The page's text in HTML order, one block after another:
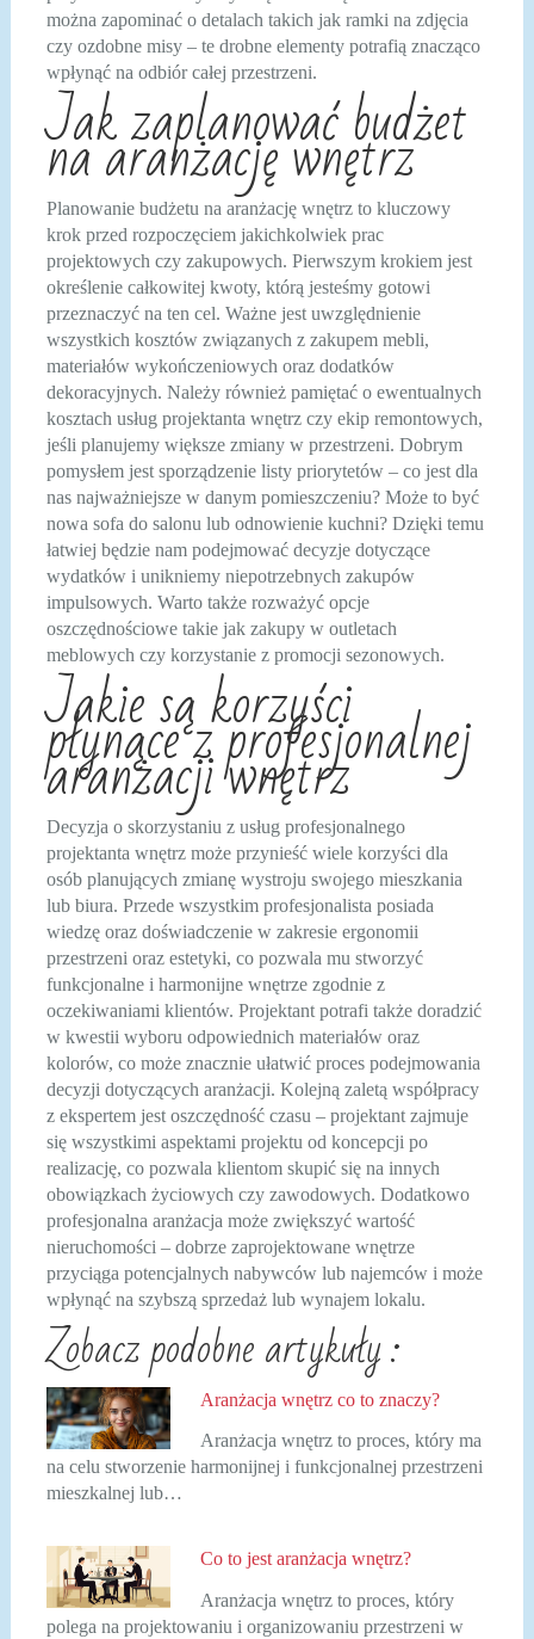
można zapominać o detalach takich jak ramki na zdjęcia
czy ozdobne misy – te drobne elementy potrafią znacząco
wpłynąć na odbiór całej przestrzeni.
Jak zaplanować budżet
na aranżację wnętrz
Planowanie budżetu na aranżację wnętrz to kluczowy
krok przed rozpoczęciem jakichkolwiek prac
projektowych czy zakupowych. Pierwszym krokiem jest
określenie całkowitej kwoty, którą jesteśmy gotowi
przeznaczyć na ten cel. Ważne jest uwzględnienie
wszystkich kosztów związanych z zakupem mebli,
materiałów wykończeniowych oraz dodatków
dekoracyjnych. Należy również pamiętać o ewentualnych
kosztach usług projektanta wnętrz czy ekip remontowych,
jeśli planujemy większe zmiany w przestrzeni. Dobrym
pomysłem jest sporządzenie listy priorytetów – co jest dla
nas najważniejsze w danym pomieszczeniu? Może to być
nowa sofa do salonu lub odnowienie kuchni? Dzięki temu
łatwiej będzie nam podejmować decyzje dotyczące
wydatków i unikniemy niepotrzebnych zakupów
impulsowych. Warto także rozważyć opcje
oszczędnościowe takie jak zakupy w outletach
meblowych czy korzystanie z promocji sezonowych.
Jakie są korzyści
płynące z profesjonalnej
aranżacji wnętrz
Decyzja o skorzystaniu z usług profesjonalnego
projektanta wnętrz może przynieść wiele korzyści dla
osób planujących zmianę wystroju swojego mieszkania
lub biura. Przede wszystkim profesjonalista posiada
wiedzę oraz doświadczenie w zakresie ergonomii
przestrzeni oraz estetyki, co pozwala mu stworzyć
funkcjonalne i harmonijne wnętrze zgodnie z
oczekiwaniami klientów. Projektant potrafi także doradzić
w kwestii wyboru odpowiednich materiałów oraz
kolorów, co może znacznie ułatwić proces podejmowania
decyzji dotyczących aranżacji. Kolejną zaletą współpracy
z ekspertem jest oszczędność czasu – projektant zajmuje
się wszystkimi aspektami projektu od koncepcji po
realizację, co pozwala klientom skupić się na innych
obowiązkach życiowych czy zawodowych. Dodatkowo
profesjonalna aranżacja może zwiększyć wartość
nieruchomości – dobrze zaprojektowane wnętrze
przyciąga potencjalnych nabywców lub najemców i może
wpłynąć na szybszą sprzedaż lub wynajem lokalu.
Zobacz podobne artykuły :
Aranżacja wnętrz co to znaczy?
Aranżacja wnętrz to proces, który ma
na celu stworzenie harmonijnej i funkcjonalnej przestrzeni
mieszkalnej lub…
Co to jest aranżacja wnętrz?
Aranżacja wnętrz to proces, który
polega na projektowaniu i organizowaniu przestrzeni w